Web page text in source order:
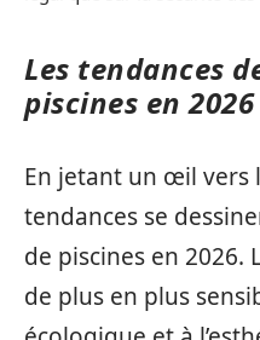
Les tendances
piscines en 2026
En jetant un œil vers
tendances se
de piscines en
de plus en plus